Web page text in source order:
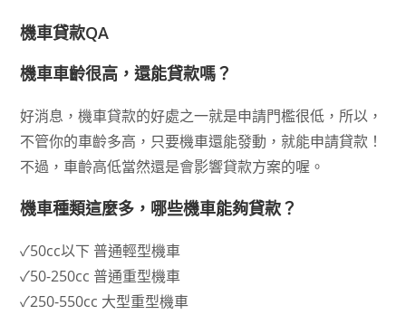
機車貸款QA
機車車齡很高，還能貸款嗎？
好消息，機車貸款的好處之一就是申請門檻很低，所以，
不管你的車齡多高，只要機車還能發動，就能申請貸款！
不過，車齡高低當然還是會影響貸款方案的喔。
機車種類這麼多，哪些機車能夠貸款？
✓50cc以下 普通輕型機車
✓50-250cc 普通重型機車
✓250-550cc 大型重型機車